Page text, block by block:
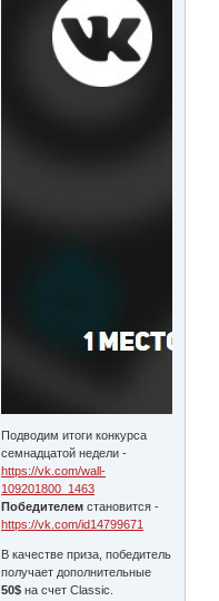
Подводим итоги конкурса
семнадцатой недели -
https://vk.com/wall-
109201800_1463
Победителем становится -
https://vk.com/id14799671
В качестве приза, победитель
получает дополнительные
50$ на счет Classic.